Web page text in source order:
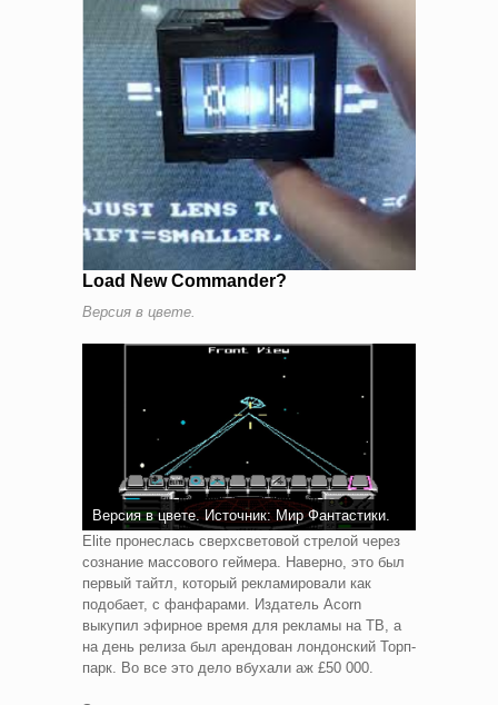
Load New Commander?
Версия в цвете.
Версия в цвете. Источник: Мир Фантастики.
Elite пронеслась сверхсветовой стрелой через
сознание массового геймера. Наверно, это был
первый тайтл, который рекламировали как
подобает, с фанфарами. Издатель Acorn
выкупил эфирное время для рекламы на ТВ, а
на день релиза был арендован лондонский Торп-
парк. Во все это дело вбухали аж £50 000.